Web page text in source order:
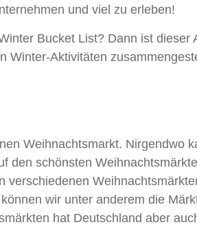
und viel zu erleben!
Bucket List? Dann ist dieser
Winter-Aktivitäten
Weihnachtsmarkt. Nirgendwo
den schönsten
verschiedenen
wir unter anderem die
hat Deutschland aber